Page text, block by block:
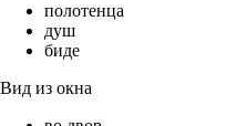
полотенца
душ
биде
Вид из окна